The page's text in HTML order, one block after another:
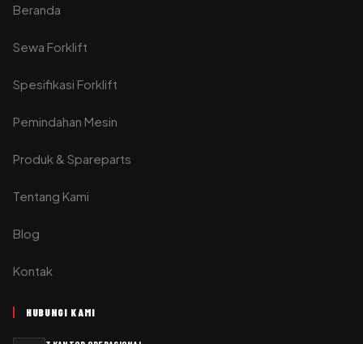
Beranda
Sewa Forklift
Spesifikasi Forklift
Pemindahan Mesin
Produk & Spareparts
Tentang Kami
Blog
Kontak
HUBUNGI KAMI